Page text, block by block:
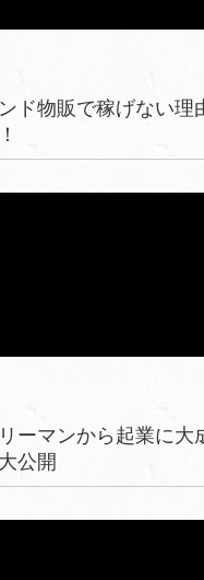
ド物販で稼げない理
ーマンから起業に大
公開